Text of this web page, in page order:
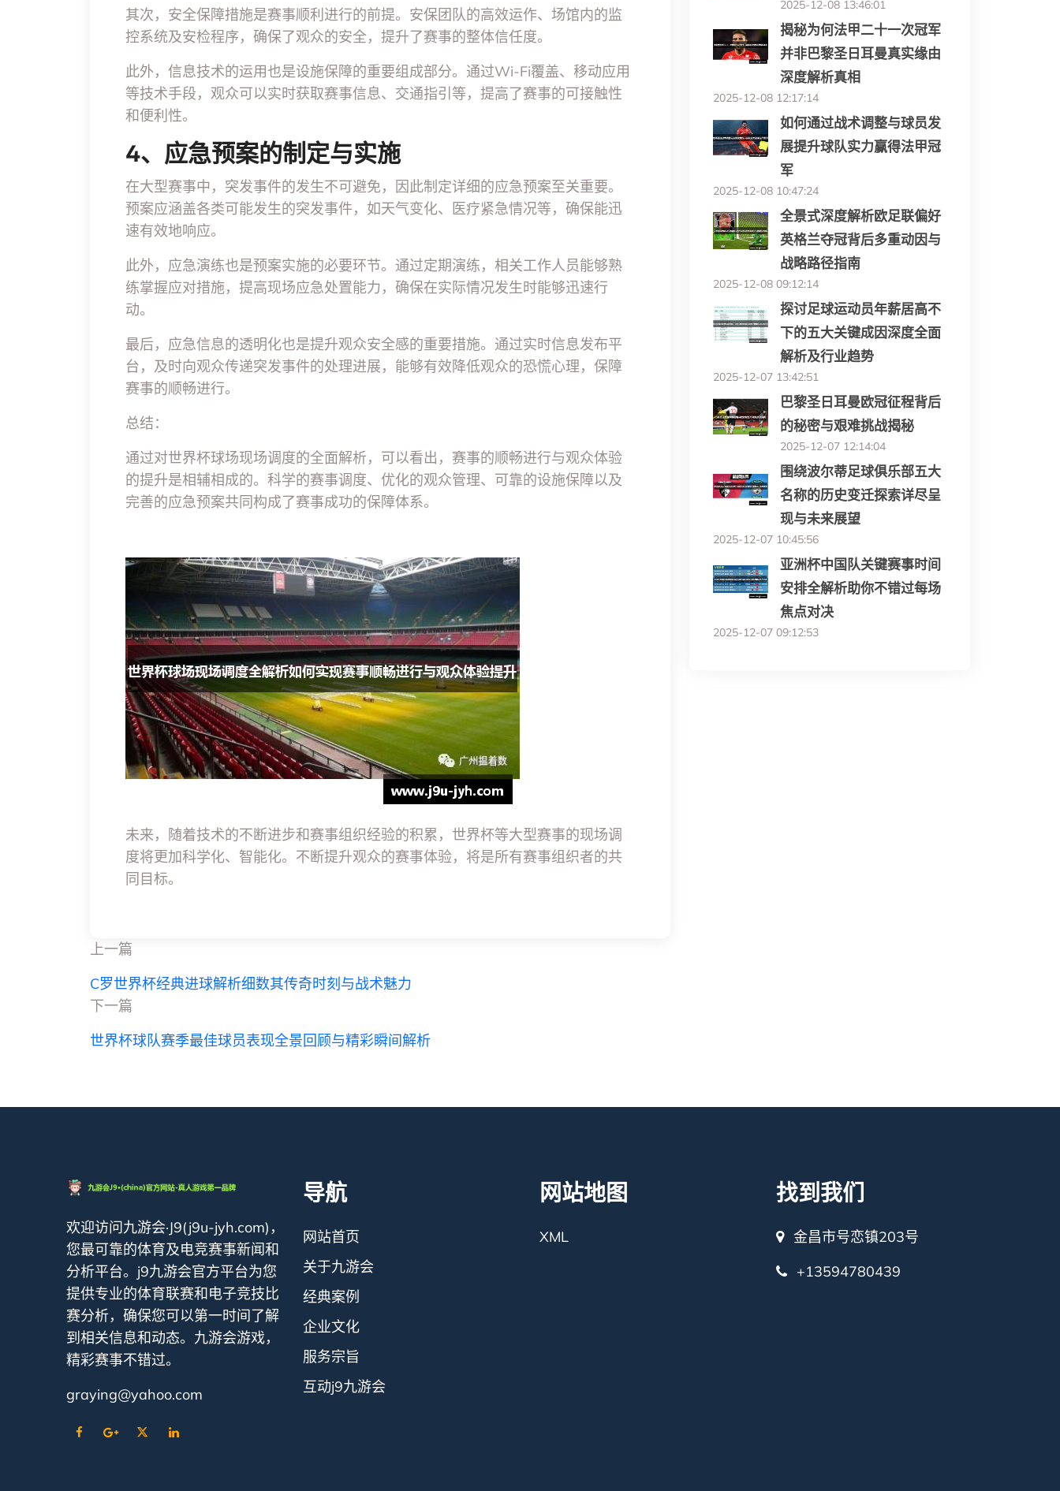
其次，安全保障措施是赛事顺利进行的前提。安保团队的高效运作、场馆内的监
控系统及安检程序，确保了观众的安全，提升了赛事的整体信任度。
此外，信息技术的运用也是设施保障的重要组成部分。通过Wi-Fi覆盖、移动应用
等技术手段，观众可以实时获取赛事信息、交通指引等，提高了赛事的可接触性
和便利性。
4、应急预案的制定与实施
在大型赛事中，突发事件的发生不可避免，因此制定详细的应急预案至关重要。
预案应涵盖各类可能发生的突发事件，如天气变化、医疗紧急情况等，确保能迅
速有效地响应。
此外，应急演练也是预案实施的必要环节。通过定期演练，相关工作人员能够熟
练掌握应对措施，提高现场应急处置能力，确保在实际情况发生时能够迅速行
动。
最后，应急信息的透明化也是提升观众安全感的重要措施。通过实时信息发布平
台，及时向观众传递突发事件的处理进展，能够有效降低观众的恐慌心理，保障
赛事的顺畅进行。
总结：
通过对世界杯球场现场调度的全面解析，可以看出，赛事的顺畅进行与观众体验
的提升是相辅相成的。科学的赛事调度、优化的观众管理、可靠的设施保障以及
完善的应急预案共同构成了赛事成功的保障体系。
未来，随着技术的不断进步和赛事组织经验的积累，世界杯等大型赛事的现场调
度将更加科学化、智能化。不断提升观众的赛事体验，将是所有赛事组织者的共
同目标。
上一篇
C罗世界杯经典进球解析细数其传奇时刻与战术魅力
下一篇
世界杯球队赛季最佳球员表现全景回顾与精彩瞬间解析
2025-12-08 13:46:01
揭秘为何法甲二十一次冠军
并非巴黎圣日耳曼真实缘由
深度解析真相
2025-12-08 12:17:14
如何通过战术调整与球员发
展提升球队实力赢得法甲冠
军
2025-12-08 10:47:24
全景式深度解析欧足联偏好
英格兰夺冠背后多重动因与
战略路径指南
2025-12-08 09:12:14
探讨足球运动员年薪居高不
下的五大关键成因深度全面
解析及行业趋势
2025-12-07 13:42:51
巴黎圣日耳曼欧冠征程背后
的秘密与艰难挑战揭秘
2025-12-07 12:14:04
围绕波尔蒂足球俱乐部五大
名称的历史变迁探索详尽呈
现与未来展望
2025-12-07 10:45:56
亚洲杯中国队关键赛事时间
安排全解析助你不错过每场
焦点对决
2025-12-07 09:12:53
欢迎访问九游会·J9(j9u-jyh.com)，
您最可靠的体育及电竞赛事新闻和
分析平台。j9九游会官方平台为您
提供专业的体育联赛和电子竞技比
赛分析，确保您可以第一时间了解
到相关信息和动态。九游会游戏，
精彩赛事不错过。
graying@yahoo.com
导航
网站首页
关于九游会
经典案例
企业文化
服务宗旨
互动j9九游会
网站地图
XML
找到我们
金昌市号恋镇203号
+13594780439